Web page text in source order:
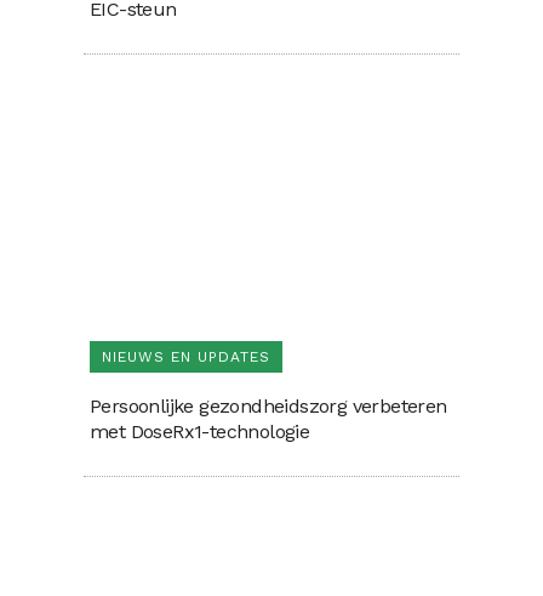
EIC-steun
NIEUWS EN UPDATES
Persoonlijke gezondheidszorg verbeteren
met DoseRx1-technologie